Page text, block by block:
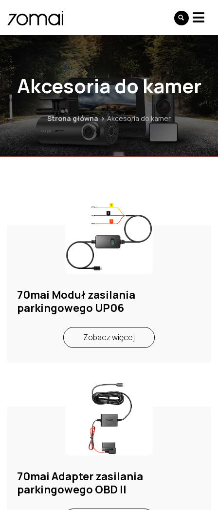
Akcesoria do kamer
Strona główna Akcesoria do kamer
70mai Moduł zasilania
parkingowego UP06
Zobacz więcej
70mai Adapter zasilania
parkingowego OBD II